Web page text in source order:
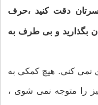
دقت کنید ،حرف
بگذارید و بی طرف به
نمی کنی. هیچ کمکی به
را متوجه نمی شوی ،